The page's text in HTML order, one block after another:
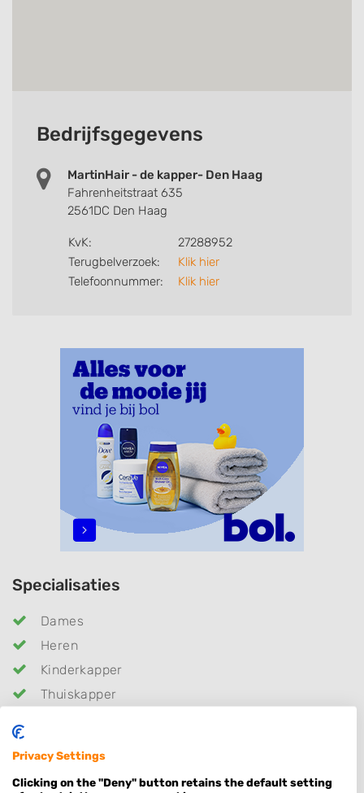
Bedrijfsgegevens
MartinHair - de kapper- Den Haag
Fahrenheitstraat 635
2561DC Den Haag
KvK:
27288952
Terugbelverzoek:
Klik hier
Telefoonnummer:
Klik hier
Specialisaties
Dames
Heren
Kinderkapper
Thuiskapper
Hairextensions
Privacy Settings
Clicking on the "Deny" button retains the default setting